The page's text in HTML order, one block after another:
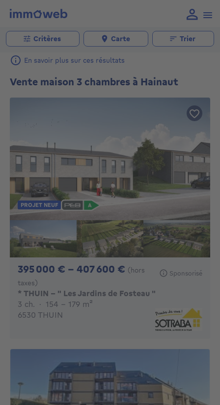
Critères Carte Trier
En savoir plus sur ces résultats
Vente maison 3 chambres à Hainaut
PROJET NEUF
395 000 € - 407 600 € De 395000€ À
(hors
taxes)
Sponsorisé
* THUIN - " Les Jardins de Fosteau "
3 ch. 3 chambres
· 154 - 179 m²
6530 THUIN